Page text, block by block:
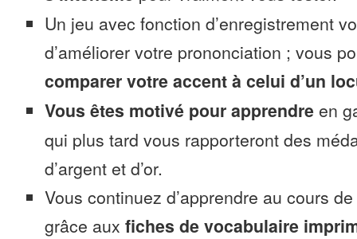
Un jeu avec fonction d’enregistrement
d’améliorer votre prononciation ; vous
comparer votre accent à celui d’un
Vous êtes motivé pour apprendre en
qui plus tard vous rapporteront des
d’argent et d’or.
Vous continuez d’apprendre au cours
grâce aux fiches de vocabulaire